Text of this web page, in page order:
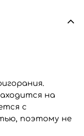
на
с
поэтому не